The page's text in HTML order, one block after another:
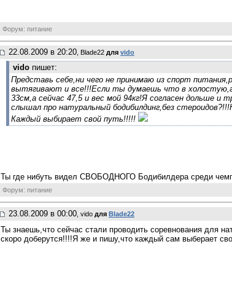
Форум: питание
22.08.2009 в 20:20, Blade22 для vido
vido пишет:
Представь себе,ни чего не принимаю из спорт
вытягивают и все!!!Если ты думаешь что в
33см,а сейчас 47,5 и вес мой 94кг!Я согласен дольше и
слышал про натуральный бодибилдинг,без
Каждый выбирает свой путь!!!!!
Ты где нибуть видел СВОБОДНОГО Бодибилдера среди
Форум: питание
23.08.2009 в 00:00 , vido для Blade22
Ты знаешь,что сейчас стали проводить соревнования для
скоро доберутся!!!!Я же и пишу,что каждый сам выберает